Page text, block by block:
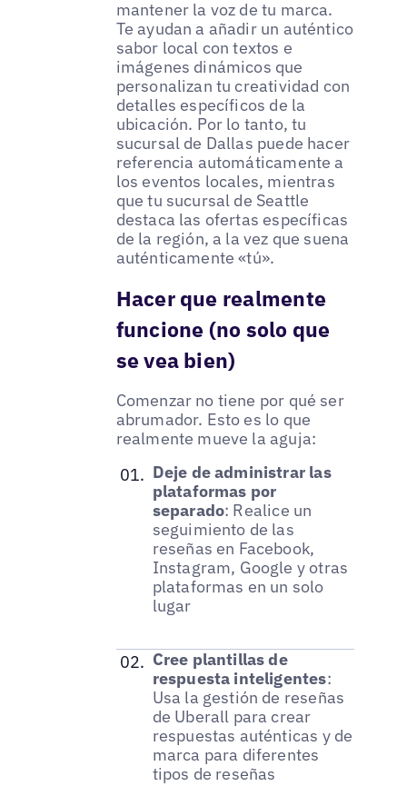
mantener la voz de tu marca.
Te ayudan a añadir un auténtico
sabor local con textos e
imágenes dinámicos que
personalizan tu creatividad con
detalles específicos de la
ubicación. Por lo tanto, tu
sucursal de Dallas puede hacer
referencia automáticamente a
los eventos locales, mientras
que tu sucursal de Seattle
destaca las ofertas específicas
de la región, a la vez que suena
auténticamente «tú».
Hacer que realmente
funcione (no solo que
se vea bien)
Comenzar no tiene por qué ser
abrumador. Esto es lo que
realmente mueve la aguja:
Deje de administrar las
plataformas por
separado: Realice un
seguimiento de las
reseñas en Facebook,
Instagram, Google y otras
plataformas en un solo
lugar
Cree plantillas de
respuesta inteligentes:
Usa la gestión de reseñas
de Uberall para crear
respuestas auténticas y de
marca para diferentes
tipos de reseñas